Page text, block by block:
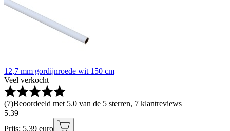
12,7 mm gordijnroede wit 150 cm
Veel verkocht
(7)Beoordeeld met 5.0 van de 5 sterren, 7 klantreviews
5.39
Prijs: 5.39 euro